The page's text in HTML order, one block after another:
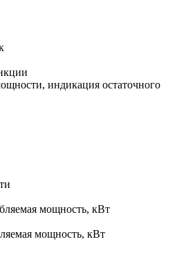
индикация остаточного
мощность, кВт
мощность, кВт